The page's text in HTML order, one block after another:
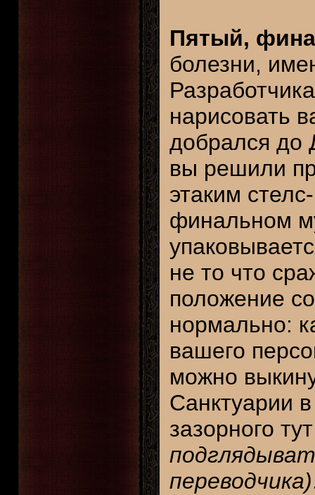
Пятый,
болезни,
нарисовать
добрался до
вы решили
этаким
финальном
не то что
положение
нормально:
вашего
можно
Санктуарии
зазорного
переводчика)